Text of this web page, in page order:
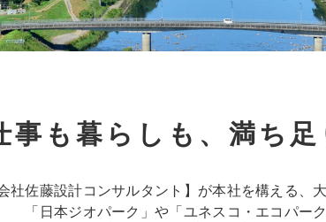
事も暮らしも、満ち足
社佐藤設計コンサルタント】が本社を構える、
「日本ジオパーク」や「ユネスコ・エコパー